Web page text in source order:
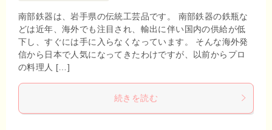
南部鉄器は、岩手県の伝統工芸品です。 南部鉄器の鉄瓶な
どは近年、海外でも注目され、輸出に伴い国内の供給が低
下し、すぐには手に入らなくなっています。 そんな海外発
信から日本で人気になってきたわけですが、以前からプロ
の料理人 […]
続きを読む